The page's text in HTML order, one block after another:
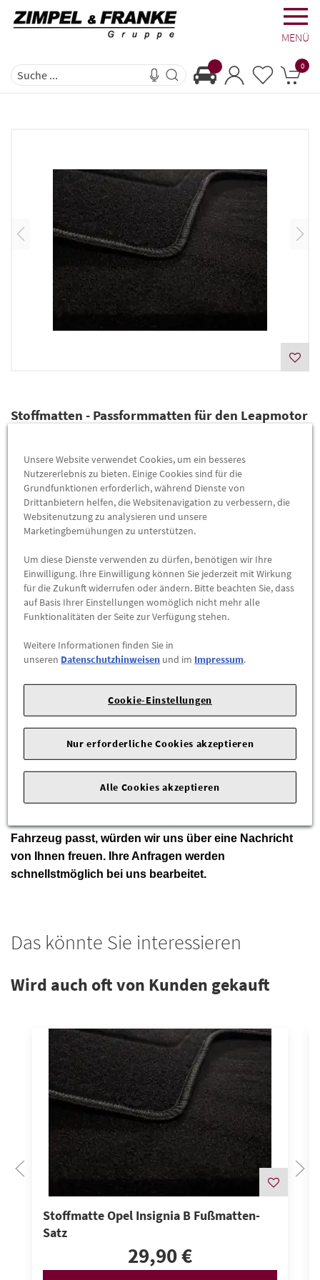
MENÜ
0
Stoffmatten - Passformmatten für den Leapmotor
Artikelnummer:T81P3163MARA
Lieferzeit2-4 Werktage
Lieferung
(Grundpreis proSatz =43,90 €)
Versandkostenfrei
-
Max. Bestellmenge: 4
ZUM WARENKORB HINZUFÜGEN
Herstellerangaben:Leapmotor International B.V. |
2132LS Hoofddorp |Tel: 00 800 5327 0000 |
https://www.leapmotor.net/de
In diesem Angebot möchten wir Ihnen einenSatz
Stofffußmatten für den Leapmotor B10
Fahrzeug passt, würden wir uns über eine Nachricht
von Ihnen freuen. Ihre Anfragen werden
schnellstmöglich bei uns bearbeitet.
Das könnte Sie interessieren
Wird auch oft von Kunden gekauft
Stoffmatte Opel Insignia B Fußmatten-
Satz
29,90 €
Unsere Website verwendet Cookies, um ein besseres
Nutzererlebnis zu bieten. Einige Cookies sind für die
Grundfunktionen erforderlich, während Dienste von
Drittanbietern helfen, die Websitenavigation zu verbessern, die
Websitenutzung zu analysieren und unsere
Marketingbemühungen zu unterstützen.
Um diese Dienste verwenden zu dürfen, benötigen wir Ihre
Einwilligung. Ihre Einwilligung können Sie jederzeit mit Wirkung
für die Zukunft widerrufen oder ändern. Bitte beachten Sie, dass
auf Basis Ihrer Einstellungen womöglich nicht mehr alle
Funktionalitäten der Seite zur Verfügung stehen.
Weitere Informationen finden Sie in
unseren Datenschutzhinweisen und im Impressum.
Cookie-Einstellungen
Nur erforderliche Cookies akzeptieren
Alle Cookies akzeptieren